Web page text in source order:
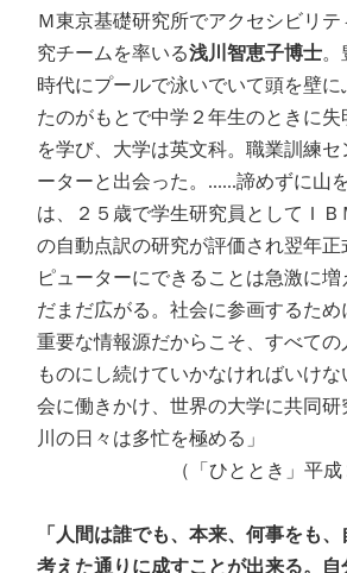
Ｍ東京基礎研究所でアクセシビリ
究チームを率いる浅川智恵子博士。
時代にプールで泳いでいて頭を壁に
たのがもとで中学２年生のときに
を学び、大学は英文科。職業訓練セ
ーターと出会った。......諦めずに山
は、２５歳で学生研究員としてＩ
の自動点訳の研究が評価され翌年正
ピューターにできることは急激に増
だまだ広がる。社会に参画するため
重要な情報源だからこそ、すべての
ものにし続けていかなければいけ
会に働きかけ、世界の大学に共同
川の日々は多忙を極める」
（「ひととき」平
「人間は誰でも、本来、何事をも、
考えた通りに成すことが出来る。